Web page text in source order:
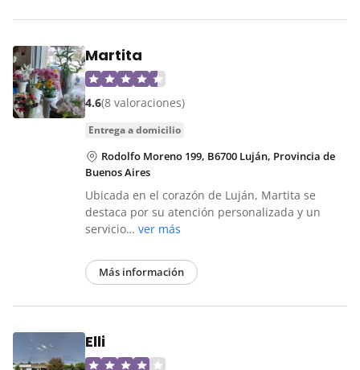
Martita
4.6(8 valoraciones)
entrega a domicilio
Rodolfo Moreno 199, B6700 Luján, Provincia de
Buenos Aires
Ubicada en el corazón de Luján, Martita se
destaca por su atención personalizada y un
servicio… ver más
Más información
Elli